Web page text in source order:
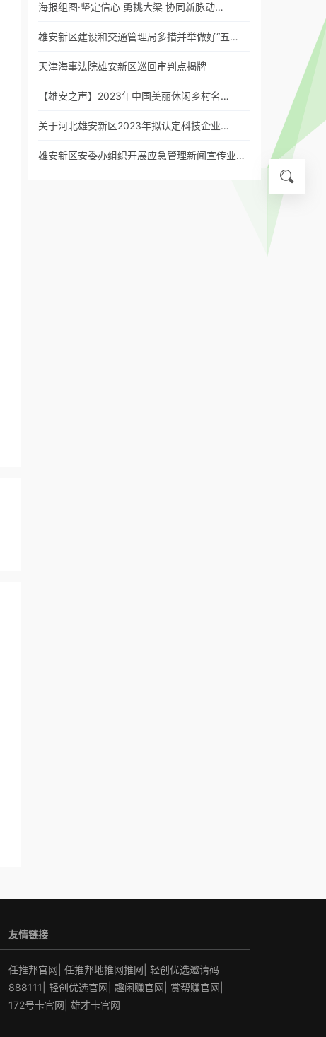
海报组图·坚定信心 勇挑大梁 协同新脉动…
雄安新区建设和交通管理局多措并举做好“五…
天津海事法院雄安新区巡回审判点揭牌
【雄安之声】2023年中国美丽休闲乡村名…
关于河北雄安新区2023年拟认定科技企业…
雄安新区安委办组织开展应急管理新闻宣传业…
友情链接
任推邦官网 任推邦地推网推网 轻创优选邀请码
888111
轻创优选官网 趣闲赚官网 赏帮赚官网
172号卡官网 雄才卡官网